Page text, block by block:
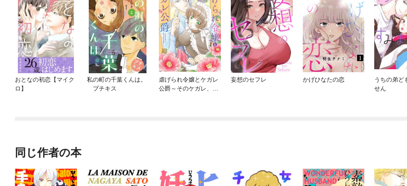
おとなの初恋【マイク
ロ】
私の町の千葉くんは。
プチキス
虐げられ令嬢とケガレ
公爵～そのケガレ、払
妄想のセフレ かげひなたの恋
うちの弟ど
せん
同じ作者の本